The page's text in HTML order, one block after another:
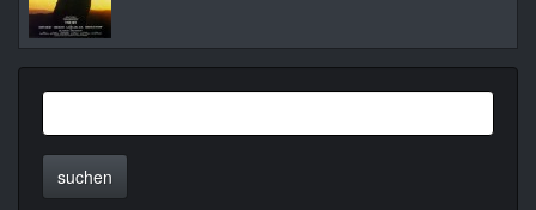
suchen